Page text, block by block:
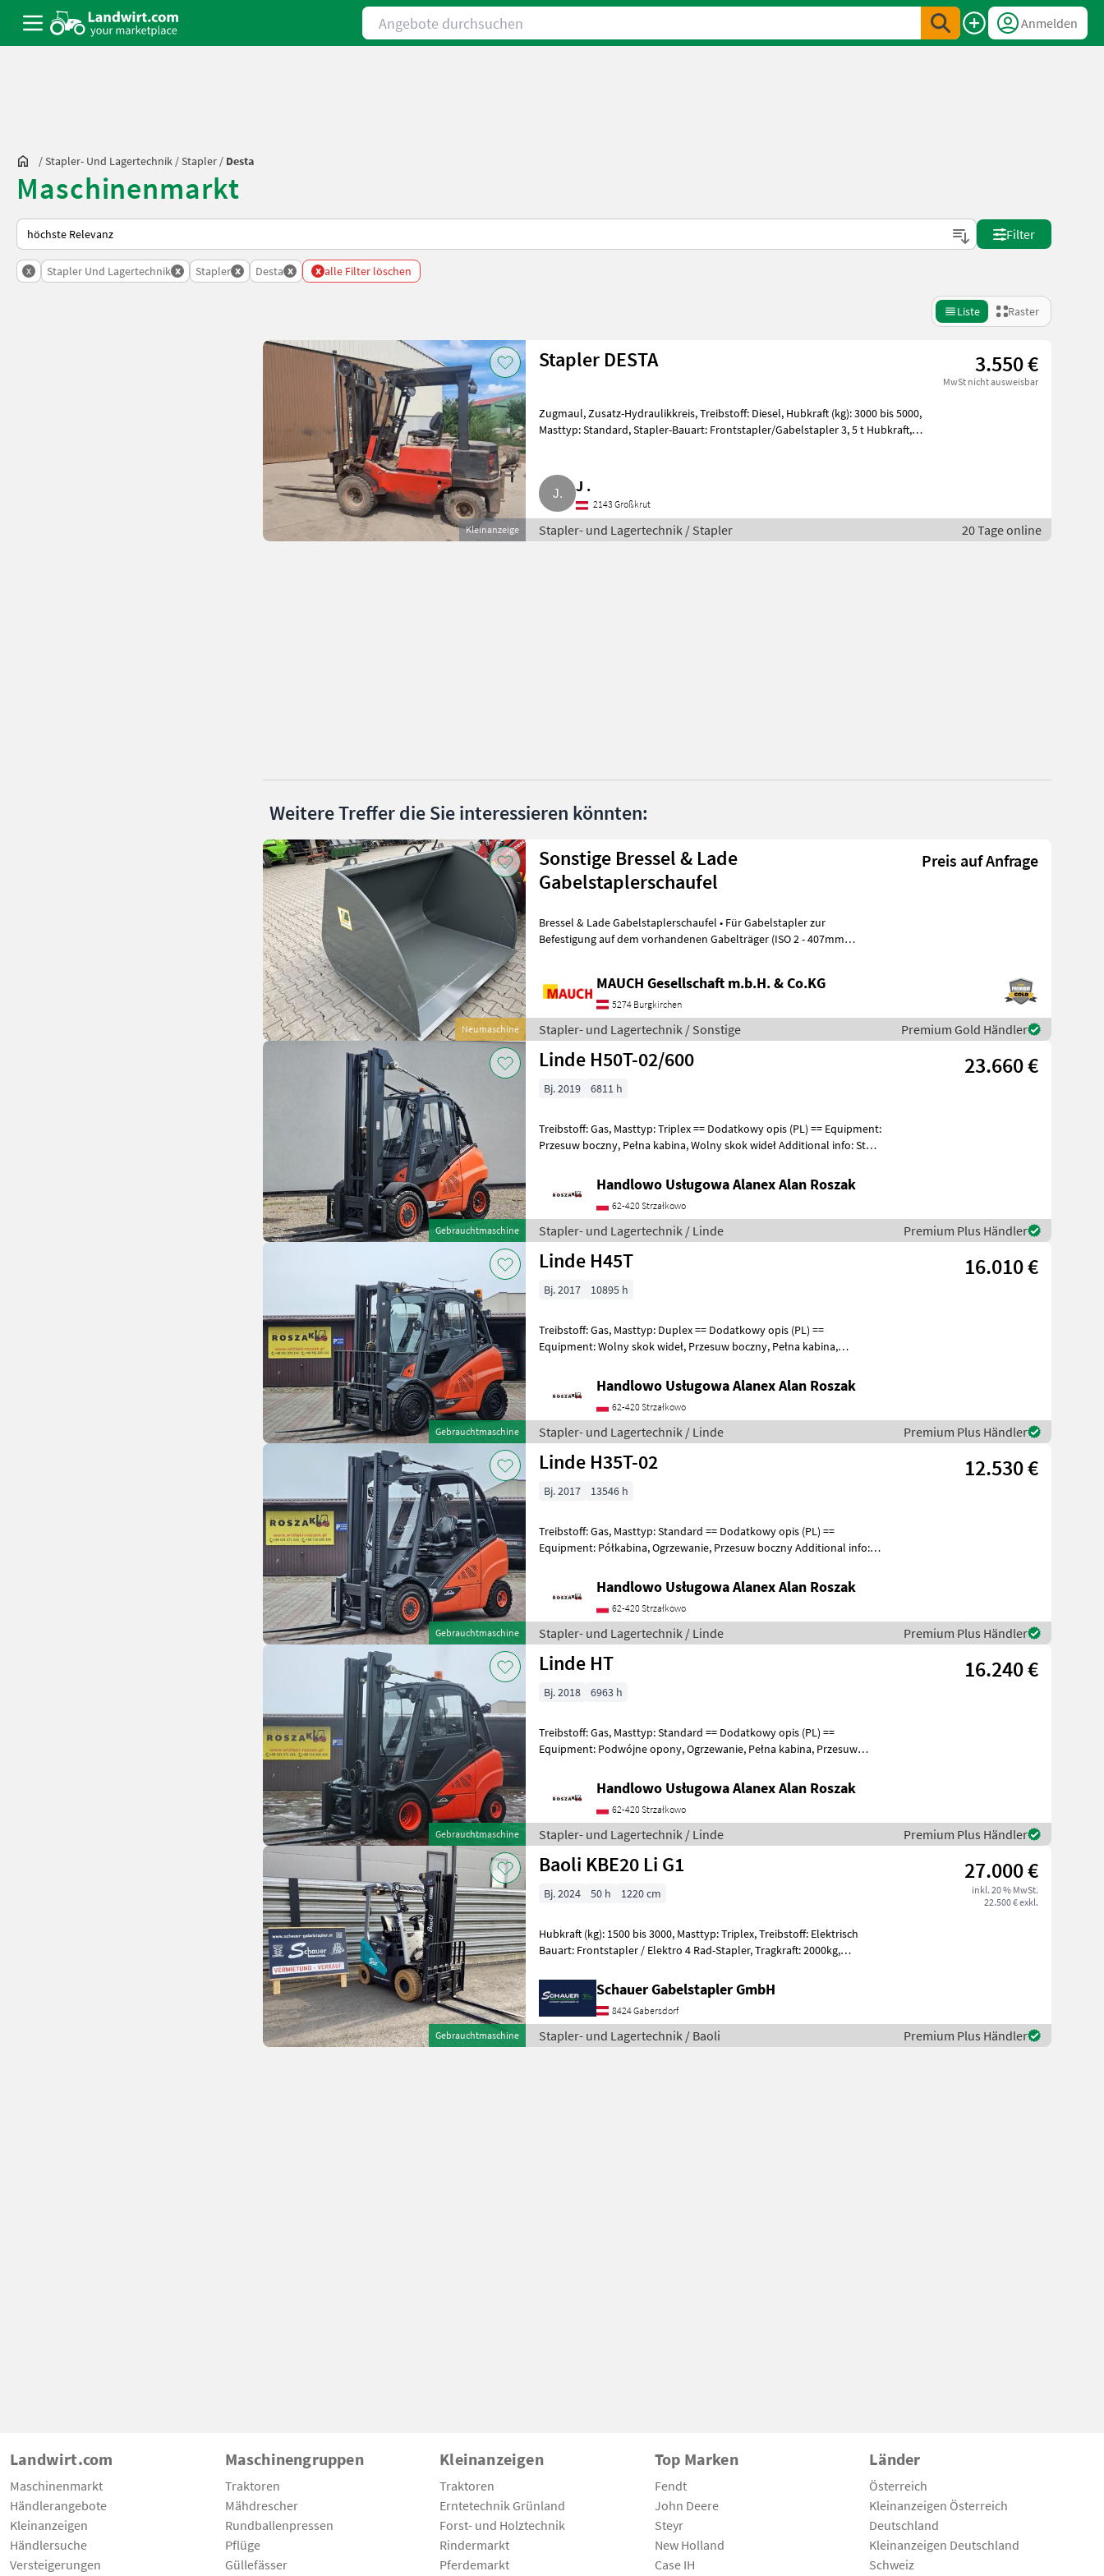
Angebote durchsuchen
Anmelden
/Stapler- Und Lagertechnik /Stapler / Desta
Maschinenmarkt
So wird auf Landwirt.com sortiert
Filter
x Stapler Und Lagertechnik x Stapler x Desta x x alle Filter löschen
Liste Raster
Kleinanzeige
Stapler DESTA 3.550 €
MwSt nicht ausweisbar
Zugmaul, Zusatz-Hydraulikkreis, Treibstoff: Diesel, Hubkraft (kg): 3000 bis 5000,
Masttyp: Standard, Stapler-Bauart: Frontstapler/Gabelstapler 3, 5 t Hubkraft,
J .
2143 Großkrut
Stapler- und Lagertechnik / Stapler 20 Tage online
Weitere Treffer die Sie interessieren könnten:
Neumaschine
Sonstige Bressel & Lade
Gabelstaplerschaufel
Preis auf Anfrage
Bressel & Lade Gabelstaplerschaufel • Für Gabelstapler zur
Befestigung auf dem vorhandenen Gabelträger (ISO 2 - 407mm
MAUCH Gesellschaft m.b.H. & Co.KG
5274 Burgkirchen
Stapler- und Lagertechnik / Sonstige Premium Gold Händler
Gebrauchtmaschine
Linde H50T-02/600 23.660 €
Bj. 2019 6811 h
Treibstoff: Gas, Masttyp: Triplex == Dodatkowy opis (PL) == Equipment:
Przesuw boczny, Pełna kabina, Wolny skok wideł Additional info: Stan:
Handlowo Usługowa Alanex Alan Roszak
62-420 Strzałkowo
Stapler- und Lagertechnik / Linde Premium Plus Händler
Gebrauchtmaschine
Linde H45T 16.010 €
Bj. 2017 10895 h
Treibstoff: Gas, Masttyp: Duplex == Dodatkowy opis (PL) ==
Equipment: Wolny skok wideł, Przesuw boczny, Pełna kabina,
Handlowo Usługowa Alanex Alan Roszak
62-420 Strzałkowo
Stapler- und Lagertechnik / Linde Premium Plus Händler
Gebrauchtmaschine
Linde H35T-02 12.530 €
Bj. 2017 13546 h
Treibstoff: Gas, Masttyp: Standard == Dodatkowy opis (PL) ==
Equipment: Półkabina, Ogrzewanie, Przesuw boczny Additional info:
Handlowo Usługowa Alanex Alan Roszak
62-420 Strzałkowo
Stapler- und Lagertechnik / Linde Premium Plus Händler
Gebrauchtmaschine
Linde HT 16.240 €
Bj. 2018 6963 h
Treibstoff: Gas, Masttyp: Standard == Dodatkowy opis (PL) ==
Equipment: Podwójne opony, Ogrzewanie, Pełna kabina, Przesuw
Handlowo Usługowa Alanex Alan Roszak
62-420 Strzałkowo
Stapler- und Lagertechnik / Linde Premium Plus Händler
Gebrauchtmaschine
Baoli KBE20 Li G1 27.000 €
inkl. 20 % MwSt.
22.500 € exkl.
Bj. 2024 50 h 1220 cm
Hubkraft (kg): 1500 bis 3000, Masttyp: Triplex, Treibstoff: Elektrisch
Bauart: Frontstapler / Elektro 4 Rad-Stapler, Tragkraft: 2000kg,
Schauer Gabelstapler GmbH
8424 Gabersdorf
Stapler- und Lagertechnik / Baoli Premium Plus Händler
Landwirt.com
Maschinenmarkt
Händlerangebote
Kleinanzeigen
Händlersuche
Versteigerungen
Maschinengruppen
Traktoren
Mähdrescher
Rundballenpressen
Pflüge
Güllefässer
Kleinanzeigen
Traktoren
Erntetechnik Grünland
Forst- und Holztechnik
Rindermarkt
Pferdemarkt
Top Marken
Fendt
John Deere
Steyr
New Holland
Case IH
Länder
Österreich
Kleinanzeigen Österreich
Deutschland
Kleinanzeigen Deutschland
Schweiz